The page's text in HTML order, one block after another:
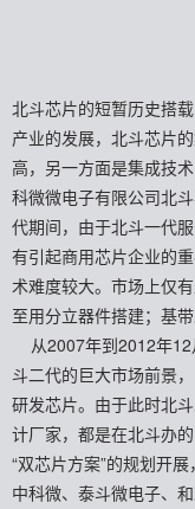
北斗芯片的短暂历史搭
产业的发展，北斗芯片
高，另一方面是集成技
科微微电子有限公司北
代期间，由于北斗一代
有引起商用芯片企业的
术难度较大。市场上仅
至用分立器件搭建；基
从2007年到2012年12
斗二代的巨大市场前景
研发芯片。由于此时北
计厂家，都是在北斗办
“双芯片方案”的规划开
中科微、泰斗微电子、